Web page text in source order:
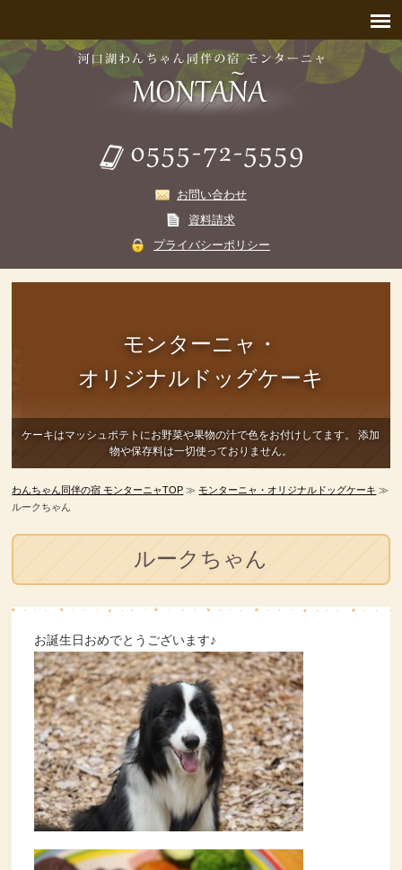
お問い合わせ
資料請求
プライバシーポリシー
モンターニャ・
オリジナルドッグケーキ
ケーキはマッシュポテトにお野菜や果物の汁で色をお付けしてます。
添加
物や保存料は一切使っておりません。
わんちゃん同伴の宿 モンターニャTOP ≫モンターニャ・オリジナルドッグケーキ ≫
ルークちゃん
ルークちゃん
お誕生日おめでとうございます♪